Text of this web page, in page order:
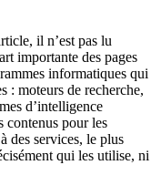
il n’est pas lu
importante des pages
informatiques qui
: moteurs de recherche,
d’intelligence
contenus pour les
des services, le plus
qui les utilise, ni